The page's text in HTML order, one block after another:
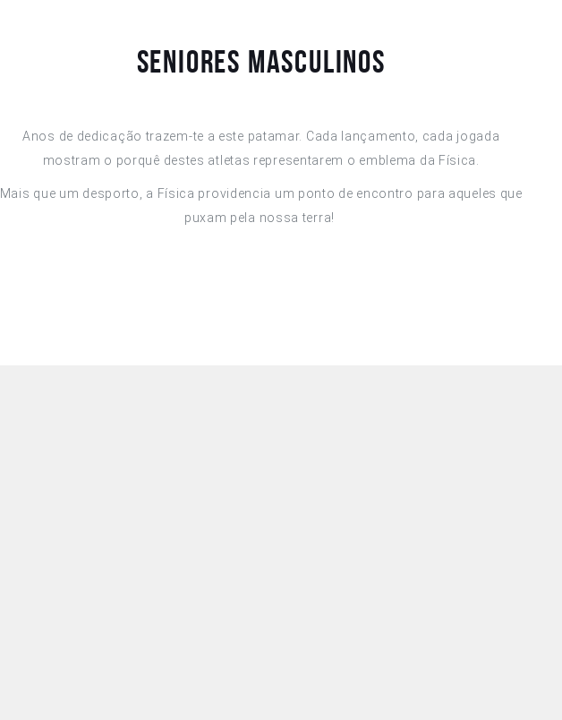
Seniores Masculinos
Anos de dedicação trazem-te a este patamar. Cada lançamento, cada jogada
mostram o porquê destes atletas representarem o emblema da Física.
Mais que um desporto, a Física providencia um ponto de encontro para aqueles que
puxam pela nossa terra!